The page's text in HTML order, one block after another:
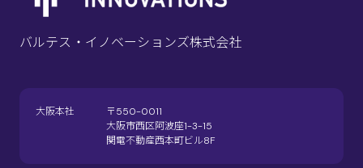
バルテス・イノベーションズ株式会社
大阪本社
〒550-0011
大阪市西区阿波座1-3-15
関電不動産西本町ビル8F